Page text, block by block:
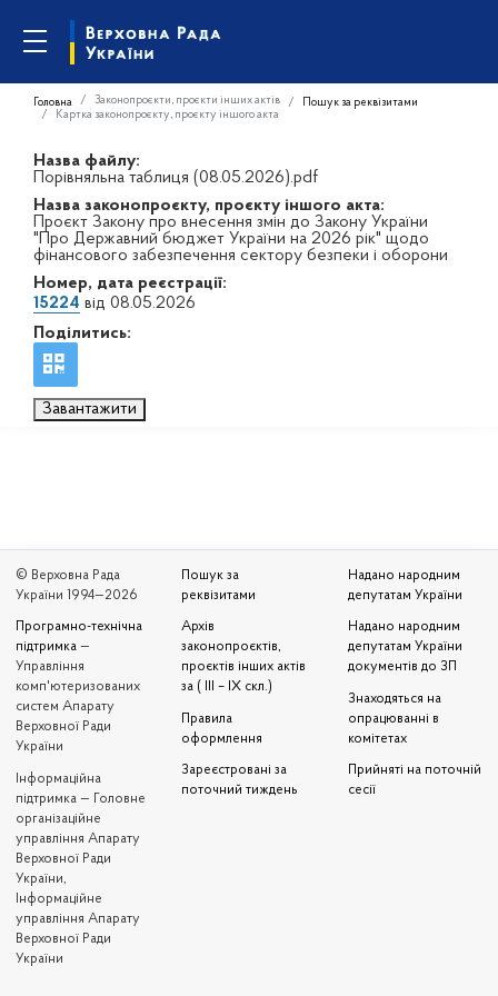
Головна Законопроєкти, проєкти інших актів
Пошук за реквізитами
Картка законопроєкту, проєкту іншого акта
Назва файлу:
Порівняльна таблиця (08.05.2026).pdf
Назва законопроєкту, проєкту іншого акта:
Проєкт Закону про внесення змін до Закону України
"Про Державний бюджет України на 2026 рік" щодо
фінансового забезпечення сектору безпеки і оборони
Номер, дата реєстрації:
15224 від 08.05.2026
Поділитись:
Завантажити
© Верховна Рада
України 1994—2026
Програмно-технічна
підтримка —
Управління
комп'ютеризованих
систем Апарату
Верховної Ради
України
Iнформаційна
підтримка — Головне
організаційне
управління Апарату
Верховної Ради
України,
Інформаційне
управління Апарату
Верховної Ради
України
Пошук за
реквізитами
Архів
законопроєктів,
проєктів інших актів
за ( III – IX скл.)
Правила
оформлення
Зареєстровані за
поточний тиждень
Надано народним
депутатам України
Надано народним
депутатам України
документів до ЗП
Знаходяться на
опрацюванні в
комітетах
Прийняті на поточній
сесії